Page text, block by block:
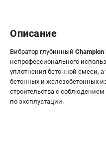
ТЕЛЕФОН
+7
Информация размещённая
проспект
Описание
Вибратор глубинный Champion
непрофессионального
уплотнения бетонной смеси,
бетонных и железобетонных
строительства с соблюдением
по эксплуатации.